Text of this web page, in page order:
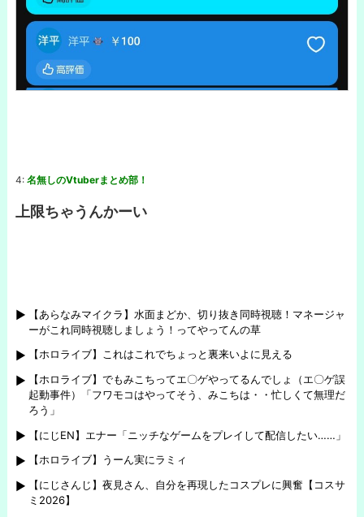
4: 名無しのVtuberまとめ部！
上限ちゃうんかーい
【あらなみマイクラ】水面まどか、切り抜き同時視聴！マネージャ
ーがこれ同時視聴しましょう！ってやってんの草
【ホロライブ】これはこれでちょっと裏来いよに見える
【ホロライブ】でもみこちってエ〇ゲやってるんでしょ（エ〇ゲ誤
起動事件）「フワモコはやってそう、みこちは・・忙しくて無理だ
ろう」
【にじEN】エナー「ニッチなゲームをプレイして配信したい……」
【ホロライブ】うーん実にラミィ
【にじさんじ】夜見さん、自分を再現したコスプレに興奮【コスサ
ミ2026】